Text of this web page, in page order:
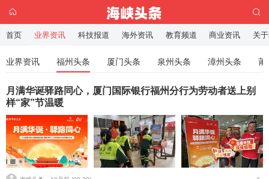
业界资讯 福州头条 厦门头条 泉州头条 漳州头条 莆
月满华诞驿路同心，厦门国际银行福州分行为劳动者送上别
样“家”节温暖​
首页 业界资讯 科技报道 海外资讯 教育频道 商业资讯 关